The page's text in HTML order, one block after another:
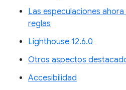
Las especulaciones
reglas
Lighthouse 12.6.0
Otros aspectos
Accesibilidad